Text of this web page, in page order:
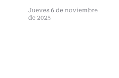
Jueves 6 de noviembre
de 2025